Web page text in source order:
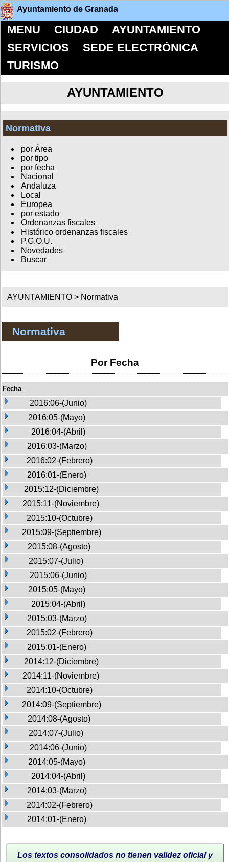
Ayuntamiento de Granada
MENU CIUDAD
AYUNTAMIENTO
SERVICIOS
SEDE ELECTRÓNICA
TURISMO
AYUNTAMIENTO
Normativa
por Área
por tipo
por fecha
Nacional
Andaluza
Local
Europea
por estado
Ordenanzas fiscales
Histórico ordenanzas fiscales
P.G.O.U.
Novedades
Buscar
AYUNTAMIENTO > Normativa
Normativa
Por Fecha
Fecha
2016:06-(Junio)
2016:05-(Mayo)
2016:04-(Abril)
2016:03-(Marzo)
2016:02-(Febrero)
2016:01-(Enero)
2015:12-(Diciembre)
2015:11-(Noviembre)
2015:10-(Octubre)
2015:09-(Septiembre)
2015:08-(Agosto)
2015:07-(Julio)
2015:06-(Junio)
2015:05-(Mayo)
2015:04-(Abril)
2015:03-(Marzo)
2015:02-(Febrero)
2015:01-(Enero)
2014:12-(Diciembre)
2014:11-(Noviembre)
2014:10-(Octubre)
2014:09-(Septiembre)
2014:08-(Agosto)
2014:07-(Julio)
2014:06-(Junio)
2014:05-(Mayo)
2014:04-(Abril)
2014:03-(Marzo)
2014:02-(Febrero)
2014:01-(Enero)
Los textos consolidados no tienen validez oficial y